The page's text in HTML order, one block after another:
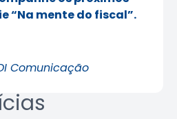
“Na mente do fiscal”.
Comunicação